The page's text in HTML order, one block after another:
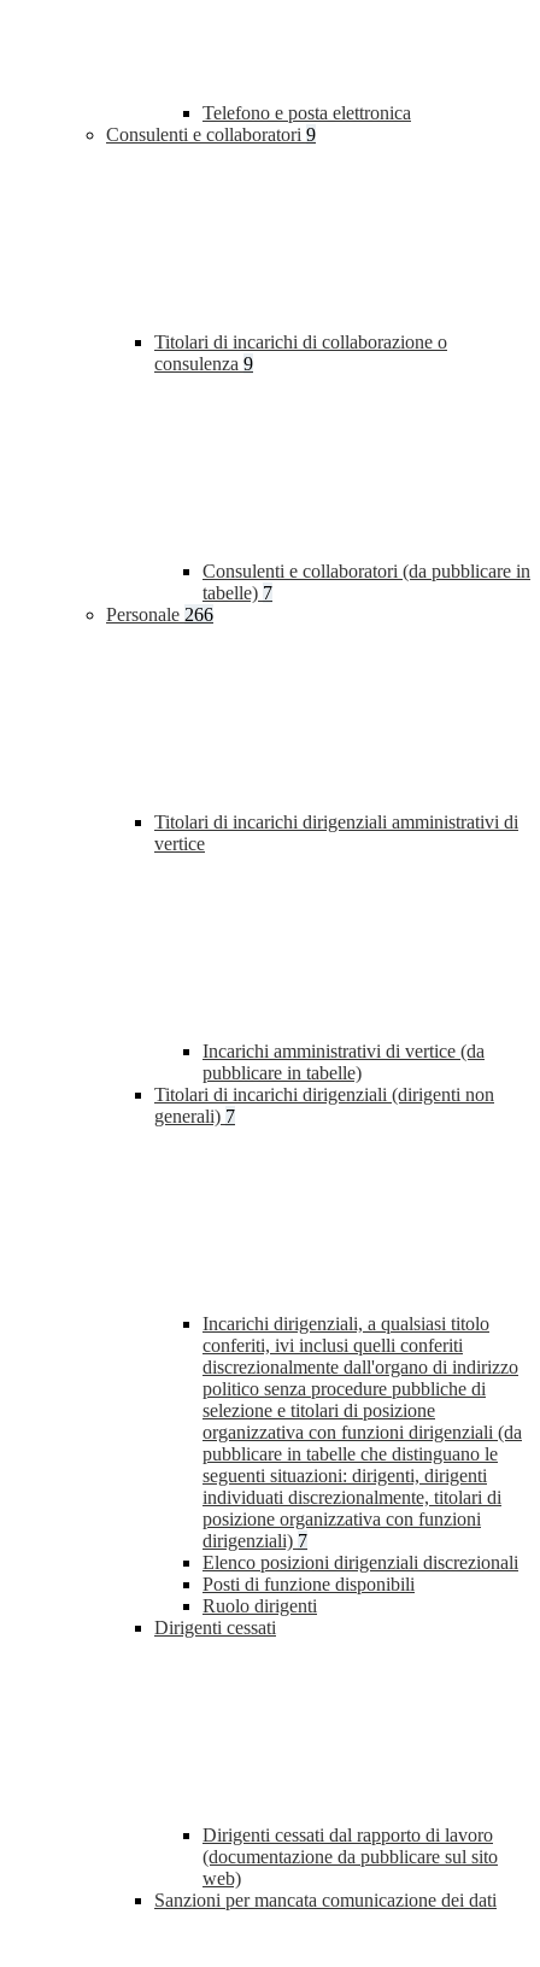
Telefono e posta elettronica
Consulenti e collaboratori 9
Titolari di incarichi di collaborazione o
consulenza 9
Consulenti e collaboratori (da pubblicare in
tabelle) 7
Personale 266
Titolari di incarichi dirigenziali amministrativi di
vertice
Incarichi amministrativi di vertice (da
pubblicare in tabelle)
Titolari di incarichi dirigenziali (dirigenti non
generali) 7
Incarichi dirigenziali, a qualsiasi titolo
conferiti, ivi inclusi quelli conferiti
discrezionalmente dall'organo di indirizzo
politico senza procedure pubbliche di
selezione e titolari di posizione
organizzativa con funzioni dirigenziali (da
pubblicare in tabelle che distinguano le
seguenti situazioni: dirigenti, dirigenti
individuati discrezionalmente, titolari di
posizione organizzativa con funzioni
dirigenziali) 7
Elenco posizioni dirigenziali discrezionali
Posti di funzione disponibili
Ruolo dirigenti
Dirigenti cessati
Dirigenti cessati dal rapporto di lavoro
(documentazione da pubblicare sul sito
web)
Sanzioni per mancata comunicazione dei dati